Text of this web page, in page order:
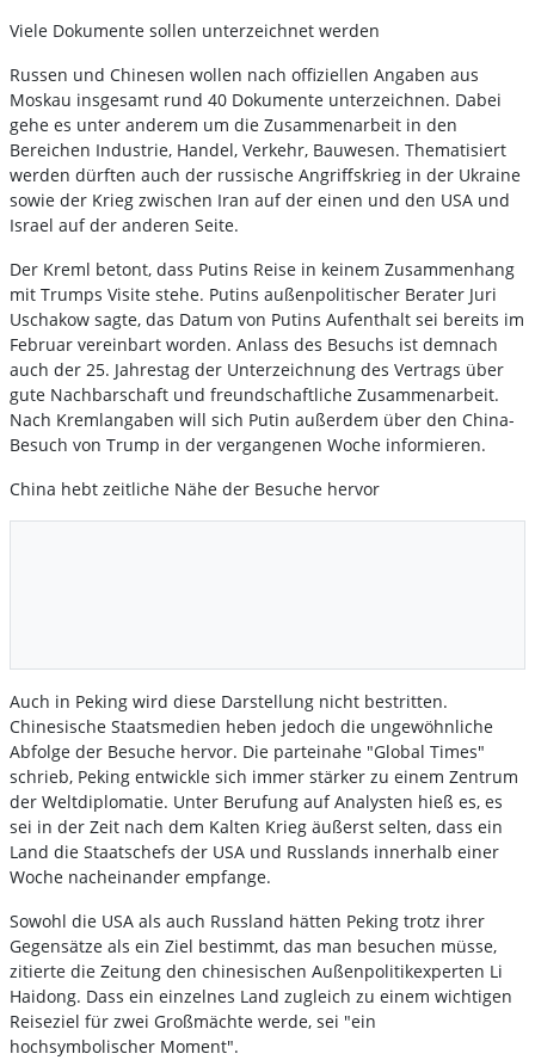
Viele Dokumente sollen unterzeichnet werden
Russen und Chinesen wollen nach offiziellen Angaben aus
Moskau insgesamt rund 40 Dokumente unterzeichnen. Dabei
gehe es unter anderem um die Zusammenarbeit in den
Bereichen Industrie, Handel, Verkehr, Bauwesen. Thematisiert
werden dürften auch der russische Angriffskrieg in der Ukraine
sowie der Krieg zwischen Iran auf der einen und den USA und
Israel auf der anderen Seite.
Der Kreml betont, dass Putins Reise in keinem Zusammenhang
mit Trumps Visite stehe. Putins außenpolitischer Berater Juri
Uschakow sagte, das Datum von Putins Aufenthalt sei bereits im
Februar vereinbart worden. Anlass des Besuchs ist demnach
auch der 25. Jahrestag der Unterzeichnung des Vertrags über
gute Nachbarschaft und freundschaftliche Zusammenarbeit.
Nach Kremlangaben will sich Putin außerdem über den China-
Besuch von Trump in der vergangenen Woche informieren.
China hebt zeitliche Nähe der Besuche hervor
Auch in Peking wird diese Darstellung nicht bestritten.
Chinesische Staatsmedien heben jedoch die ungewöhnliche
Abfolge der Besuche hervor. Die parteinahe "Global Times"
schrieb, Peking entwickle sich immer stärker zu einem Zentrum
der Weltdiplomatie. Unter Berufung auf Analysten hieß es, es
sei in der Zeit nach dem Kalten Krieg äußerst selten, dass ein
Land die Staatschefs der USA und Russlands innerhalb einer
Woche nacheinander empfange.
Sowohl die USA als auch Russland hätten Peking trotz ihrer
Gegensätze als ein Ziel bestimmt, das man besuchen müsse,
zitierte die Zeitung den chinesischen Außenpolitikexperten Li
Haidong. Dass ein einzelnes Land zugleich zu einem wichtigen
Reiseziel für zwei Großmächte werde, sei "ein
hochsymbolischer Moment".